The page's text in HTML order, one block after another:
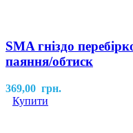
SMA гніздо
паяння/обтиск
369,00 грн.
Купити